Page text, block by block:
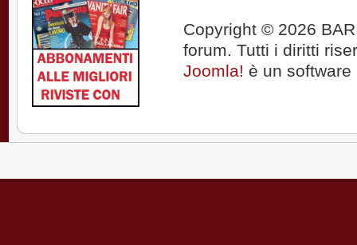
Copyright © 2026
forum. Tutti i diritti
Joomla! è un